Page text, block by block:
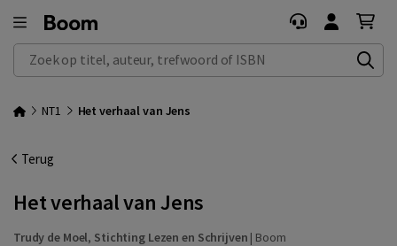
Zoek op titel, auteur, trefwoord of ISBN
NT1 Het verhaal van Jens
Terug
Het verhaal van Jens
Trudy de Moel, Stichting Lezen en Schrijven | Boom